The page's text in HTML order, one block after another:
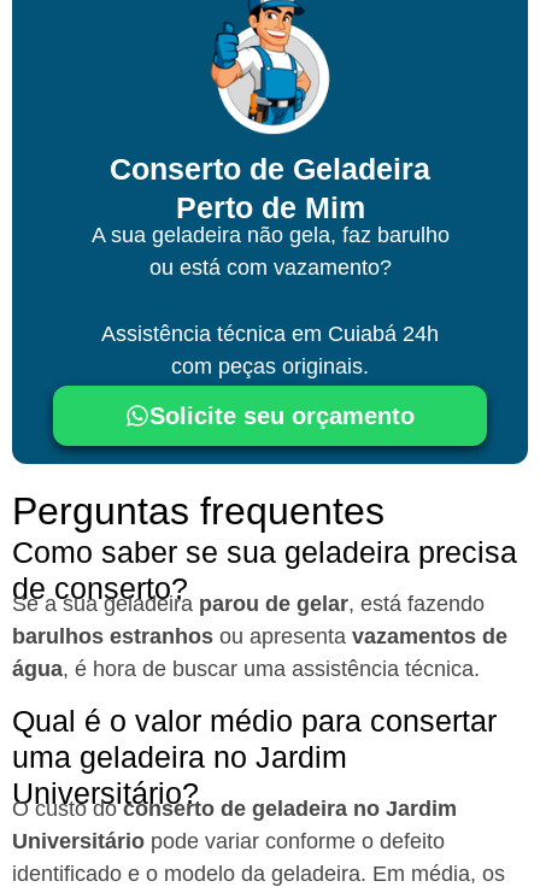
Conserto de Geladeira
Perto de Mim
A sua geladeira não gela, faz barulho
ou está com vazamento?
Assistência técnica em Cuiabá 24h
com peças originais.
Solicite seu orçamento
Perguntas frequentes
Como saber se sua geladeira precisa
de conserto?
Se a sua geladeira parou de gelar, está fazendo
barulhos estranhos ou apresenta vazamentos de
água, é hora de buscar uma assistência técnica.
Qual é o valor médio para consertar
uma geladeira no Jardim
Universitário?
O custo doconserto de geladeira no Jardim
Universitário pode variar conforme o defeito
identificado e o modelo da geladeira. Em média, os